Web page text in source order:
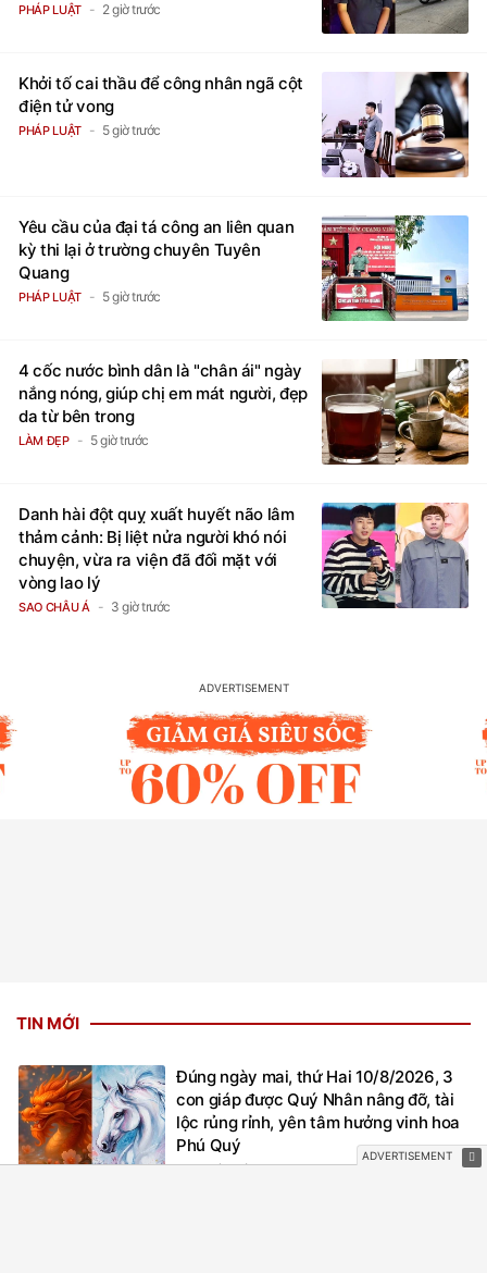
PHÁP LUẬT 2 giờ trước
Khởi tố cai thầu để công nhân ngã cột
điện tử vong
PHÁP LUẬT 5 giờ trước
Yêu cầu của đại tá công an liên quan
kỳ thi lại ở trường chuyên Tuyên
Quang
PHÁP LUẬT 5 giờ trước
4 cốc nước bình dân là "chân ái" ngày
nắng nóng, giúp chị em mát người, đẹp
da từ bên trong
LÀM ĐẸP 5 giờ trước
Danh hài đột quỵ xuất huyết não lâm
thảm cảnh: Bị liệt nửa người khó nói
chuyện, vừa ra viện đã đối mặt với
vòng lao lý
SAO CHÂU Á 3 giờ trước
TIN MỚI
Đúng ngày mai, thứ Hai 10/8/2026, 3
con giáp được Quý Nhân nâng đỡ, tài
lộc rủng rỉnh, yên tâm hưởng vinh hoa
Phú Quý
6 giờ trước